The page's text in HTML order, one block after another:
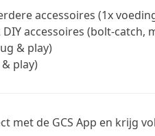
accessoires (1x
accessoires (bolt-catch,
& play)
play)
met de GCS App en krijg